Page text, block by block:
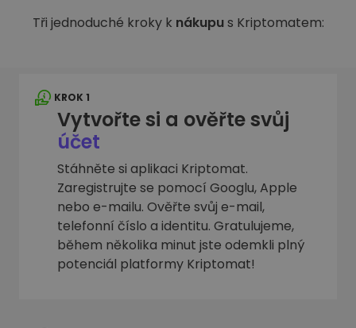
Tři jednoduché kroky k nákupus Kriptomatem:
KROK 1
Vytvořte si a ověřte svůj
účet
Stáhněte si aplikaci Kriptomat.
Zaregistrujte se pomocí Googlu, Apple
nebo e-mailu. Ověřte svůj e-mail,
telefonní číslo a identitu. Gratulujeme,
během několika minut jste odemkli plný
potenciál platformy Kriptomat!